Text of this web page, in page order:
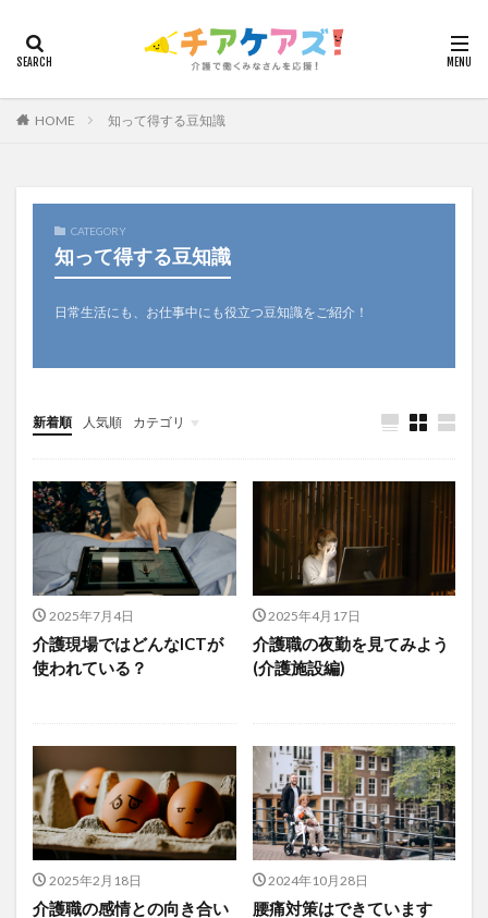
HOME 知って得する豆知識
CATEGORY
知って得する豆知識
日常生活にも、お仕事中にも役立つ豆知識をご紹介！
新着順 人気順 カテゴリ
今日から実践！組織改革！
介護ICT情報
お知らせ
ケアズ・コネクト
2025年7月4日
介護現場ではどんなICTが
使われている？
2025年4月17日
介護職の夜勤を見てみよう
(介護施設編)
2025年2月18日
介護職の感情との向き合い
2024年10月28日
腰痛対策はできています
タグ
夜勤
大島直彰 大規模法人
天野尊明
安藤俊介
就労継続支援B型
展示会
感情労働
感染症対策 戸田恵梨香
手洗い
国立大学法人東北大学
介護ロボット
介護事業所
介護人材不足
介護人材政策研究会
介護保険
介護保険請求
介護手荒れ
介護施設 介護現場
介護福祉士
介護福祉士国家試験
介護職員等ベースアップ等支援加算
介護記録
企業理念
回想法
住宅型有料老人ホーム
働き続けたい介護現場
優しさ
助成金
勤務形態一覧
吉田貴宏
名古屋市緑区 和光苑
和泉市
言葉の力
組織力向上
経済産業省 結の樹 天白
老健
聖ヨゼフ寮
職場環境の変革
肌荒れ
自己肯定感
芳賀沙織
茨城県大子町
行動心理学
見守り